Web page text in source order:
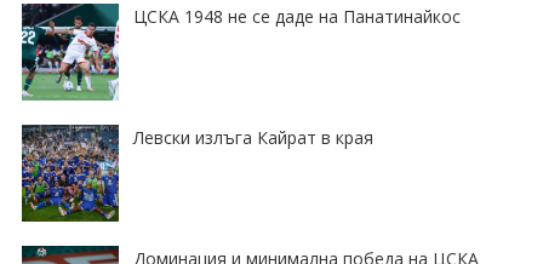
ЦСКА 1948 не се даде на Панатинайкос
Левски излъга Кайрат в края
Доминация и минимална победа на ЦСКА